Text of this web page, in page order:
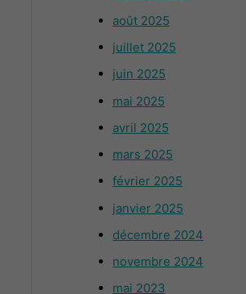
août 2025
juillet 2025
juin 2025
mai 2025
avril 2025
mars 2025
février 2025
janvier 2025
décembre 2024
novembre 2024
mai 2023